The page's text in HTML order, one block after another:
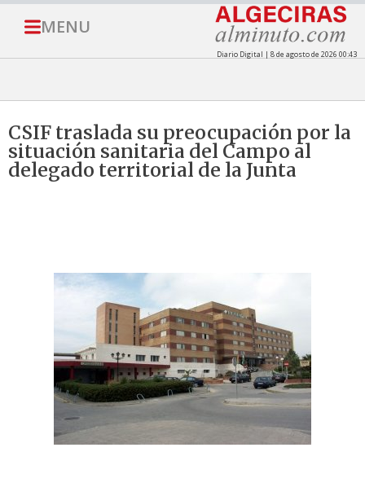
MENU
Diario Digital | 8 de agosto de 2026 00:43
CSIF traslada su preocupación por la
situación sanitaria del Campo al
delegado territorial de la Junta